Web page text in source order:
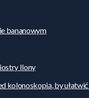
bananowym
Ilony
kolonoskopią, by